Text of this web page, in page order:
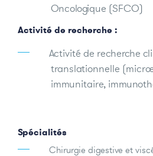
Oncologique (SFCO)
Activité de recherche :
Activité de recherche
translationnelle
immunitaire,
Spécialités
Chirurgie digestive et